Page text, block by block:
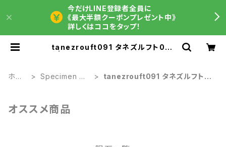
今だけLINE登録者全員に
《最大半額クーポンプレゼント中》
詳しくはココをタップ！
tanezrouft091 タネズルフト091
ホー
Specimen 原
tanezrouft091 タネズルフト0
オススメ商品